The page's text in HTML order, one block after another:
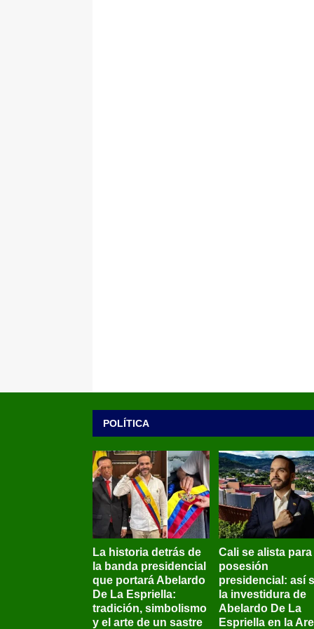
POLÍTICA
La historia detrás de
la banda presidencial
que portará Abelardo
De La Espriella:
tradición, simbolismo
y el arte de un sastre
Cali se alista para
posesión
presidencial: así
la investidura de
Abelardo De La
Espriella en la